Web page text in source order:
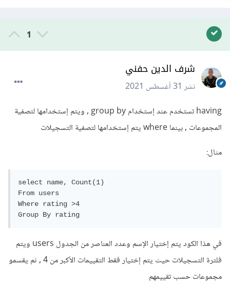
1
شرف الدين حفني
نشر31 أغسطس 2021
having تستخدم عند إستخدام group by , ويتم إستخدامها لتصفية
المجموعات , بينما where يتم إستخدامها لتصفية التسجيلات
مثال:
select name, Count(1)
From users
Where rating >4
Group By rating
في هذا الكود يتم إختيار الإسم وعدد العناصر من الجدول users ويتم
فلترة التسجيلات حيث يتم إختيار فقط التقييمات الأكبر من 4 , ثم يقسمو
مجموعات حسب تقييمهم